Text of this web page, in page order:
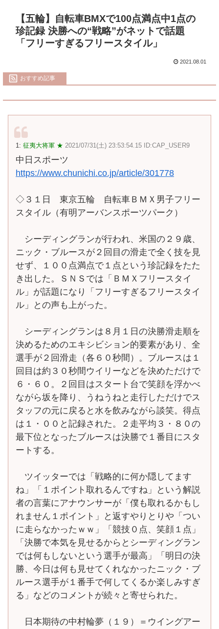
【五輪】自転車BMXで100点満点中1点の
珍記録 決勝への“戦略”がネットで話題
「フリーすぎるフリースタイル」
2021.08.01
おすすめ記事
1: 征夷大将軍 ★ 2021/07/31(土) 23:53:54.15 ID:CAP_USER9
中日スポーツ
https://www.chunichi.co.jp/article/301778
◇３１日 東京五輪 自転車ＢＭＸ男子フリー
スタイル（有明アーバンスポーツパーク）
シーディングランが行われ、米国の２９歳、
ニック・ブルースが２回目の滑走で全く技を見
せず、１００点満点で１点という珍記録をたた
き出した。ＳＮＳでは「ＢＭＸフリースタイ
ル」が話題になり「フリーすぎるフリースタイ
ル」との声も上がった。
シーディングランは８月１日の決勝滑走順を
決めるためのエキシビション的要素があり、全
選手が２回滑走（各６０秒間）。ブルースは１
回目は約３０秒間ウイリーなどを決めただけで
６・６０。２回目はスタート台で笑顔を浮かべ
ながら坂を降り、うねうねと走行しただけでス
タッフの元に戻ると水を飲みながら談笑。得点
は１・００と記録された。２走平均３・８０の
最下位となったブルースは決勝で１番目にスタ
ートする。
ツイッターでは「戦略的に何か隠してます
ね」「１ポイント取れるんですね」という解説
者の言葉にアナウンサーが「僕も取れるかもし
れません１ポイント」と返すやりとりや「つい
に走らなかったｗｗ」「競技０点、笑顔１点」
「決勝で本気を見せるからとシーディングラン
では何もしないという選手が最高」「明日の決
勝、今日は何も見せてくれなかったニック・ブ
ルース選手が１番手で何してくるか楽しみすぎ
る」などのコメントが続々と寄せられた。
日本期待の中村輪夢（１９）＝ウイングアー